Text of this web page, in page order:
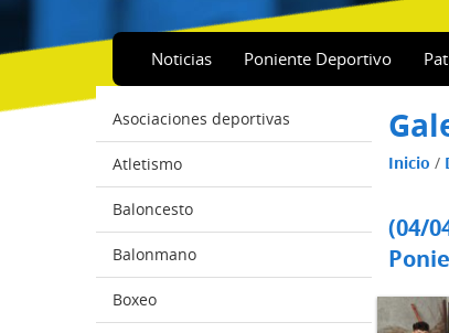
Noticias Poniente Deportivo
Asociaciones deportivas
Atletismo
Baloncesto
Balonmano
Boxeo
Inicio /
(04/